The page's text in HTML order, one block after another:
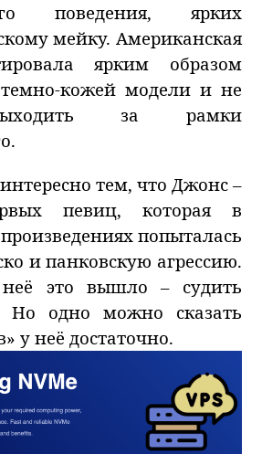
поведения, ярких
мейку. Американская
ярким образом
кожей модели и не
за рамки
тем, что Джонс –
певиц, которая в
попыталась
и панковскую агрессию.
это вышло – судить
Но одно можно сказать
у неё достаточно.